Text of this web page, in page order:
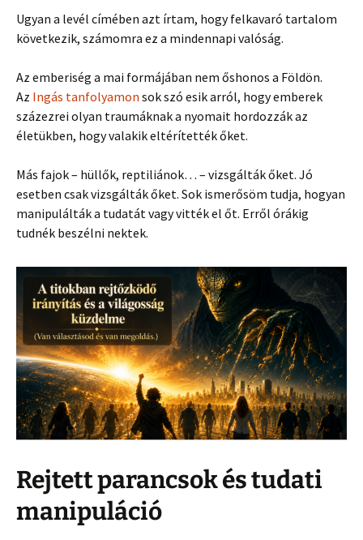
Ugyan a levél címében azt írtam, hogy felkavaró tartalom
következik, számomra ez a mindennapi valóság.
Az emberiség a mai formájában nem őshonos a Földön.
Az Ingás tanfolyamon sok szó esik arról, hogy emberek
százezrei olyan traumáknak a nyomait hordozzák az
életükben, hogy valakik eltérítették őket.
Más fajok – hüllők, reptiliánok… – vizsgálták őket. Jó
esetben csak vizsgálták őket. Sok ismerősöm tudja, hogyan
manipulálták a tudatát vagy vitték el őt. Erről órákig
tudnék beszélni nektek.
Rejtett parancsok és tudati
manipuláció